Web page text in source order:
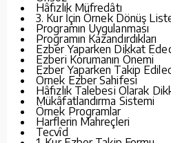
Hâfızlık Müfredâtı
3. Kur İçin Örnek Dönüş
Programın Uygulanması
Programın Kazandırdıkları
Ezber Yaparken Dikkat
Ezberi Korumanın Önemi
Ezber Yaparken Takip
Örnek Ezber Sahifesi
Hâfızlık Talebesi Olarak
Mükâfatlandırma Sistemi
Örnek Programlar
Harflerin Mahreçleri
Tecvîd